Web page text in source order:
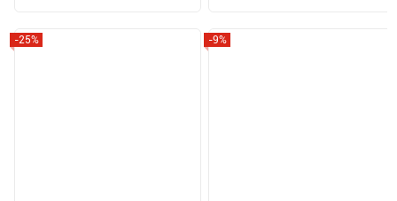
-25% -9%